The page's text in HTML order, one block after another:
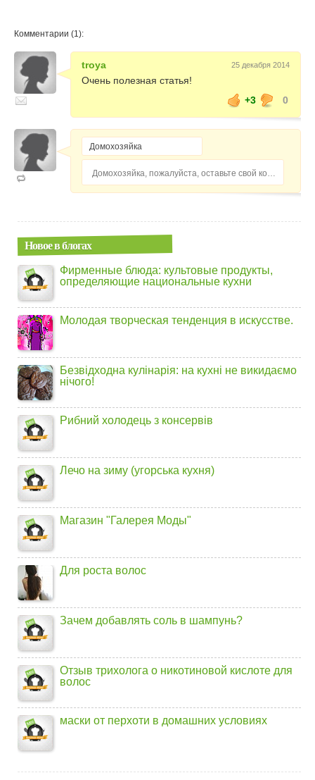
Комментарии (1):
troya 25 декабря 2014
Очень полезная статья!
+3
0
Домохозяйка, пожалуйста, оставьте свой комментарий...
Новое в блогах
Фирменные блюда: культовые продукты,
определяющие национальные кухни
Молодая творческая тенденция в искусстве.
Безвідходна кулінарія: на кухні не викидаємо
нічого!
Рибний холодець з консервів
Лечо на зиму (угорська кухня)
Магазин "Галерея Моды"
Для роста волос
Зачем добавлять соль в шампунь?
Отзыв трихолога о никотиновой кислоте для
волос
маски от перхоти в домашних условиях